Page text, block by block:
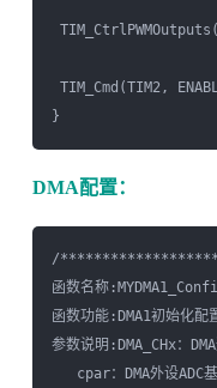
TIM_Cmd(TIM2,
DMA配置：
/
函数名称
函数功能:DMA1初始化配
参数说明:DMA_CHx：
cpar：DMA外设ADC